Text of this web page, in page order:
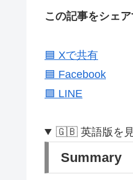
この記事をシェア
🟦 Xで共有
🟦 Facebook
🟩 LINE
🇬🇧 英語版を
Summary